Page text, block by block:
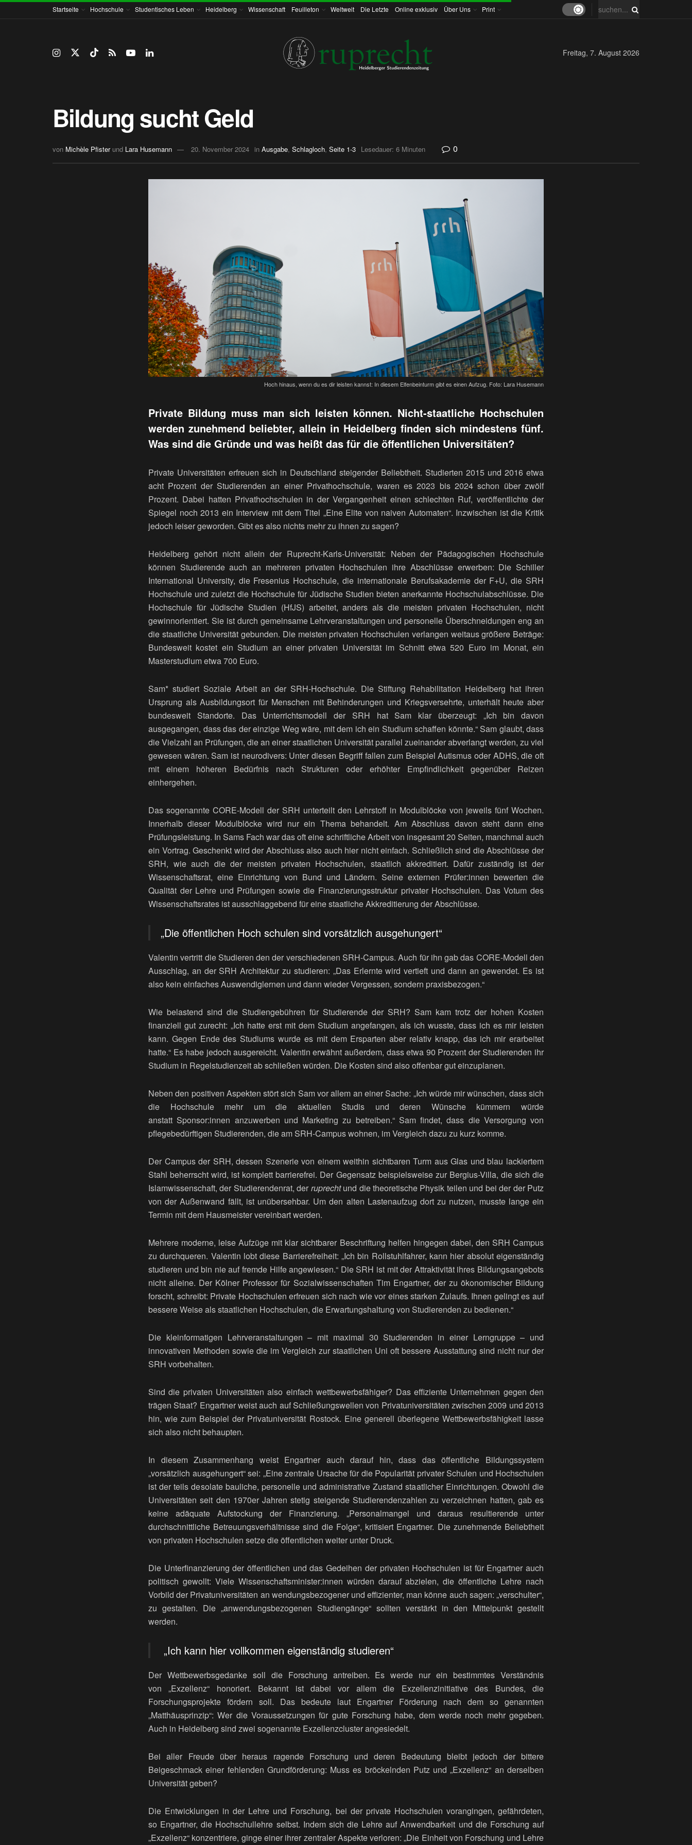
Startseite Hochschule Studentisches Leben Heidelberg Wissenschaft Feuilleton Weltweit Die Letzte Online exklusiv Über Uns Print
Freitag, 7. August 2026
Bildung sucht Geld
von Michèle Pfisterund Lara Husemann 20. November 2024 in Ausgabe, Schlagloch, Seite 1-3 Lesedauer: 6 Minuten 0
Hoch hinaus, wenn du es dir leisten kannst: In diesem Elfenbeinturm gibt es einen Aufzug. Foto: Lara Husemann
Private Bildung muss man sich leisten können. Nicht-staatliche Hochschulen
werden zunehmend beliebter, allein in Heidelberg finden sich mindestens fünf.
Was sind die Gründe und was heißt das für die öffentlichen Universitäten?
Private Universitäten erfreuen sich in Deutschland steigender Beliebtheit. Studierten 2015 und 2016 etwa
acht Prozent der Studierenden an einer Privathochschule, waren es 2023 bis 2024 schon über zwölf
Prozent. Dabei hatten Privathochschulen in der Vergangenheit einen schlechten Ruf, veröffentlichte der
Spiegel noch 2013 ein Interview mit dem Titel „Eine Elite von naiven Automaten“. Inzwischen ist die Kritik
jedoch leiser geworden. Gibt es also nichts mehr zu ihnen zu sagen?
Heidelberg gehört nicht allein der Ruprecht-Karls-Universität: Neben der Pädagogischen Hochschule
können Studierende auch an mehreren privaten Hochschulen ihre Abschlüsse erwerben: Die Schiller
International University, die Fresenius Hochschule, die internationale Berufsakademie der F+U, die SRH
Hochschule und zuletzt die Hochschule für Jüdische Studien bieten anerkannte Hochschulabschlüsse. Die
Hochschule für Jüdische Studien (HfJS) arbeitet, anders als die meisten privaten Hochschulen, nicht
gewinnorientiert. Sie ist durch gemeinsame Lehrveranstaltungen und personelle Überschneidungen eng an
die staatliche Universität gebunden. Die meisten privaten Hochschulen verlangen weitaus größere Beträge:
Bundesweit kostet ein Studium an einer privaten Universität im Schnitt etwa 520 Euro im Monat, ein
Masterstudium etwa 700 Euro.
Sam* studiert Soziale Arbeit an der SRH-Hochschule. Die Stiftung Rehabilitation Heidelberg hat ihren
Ursprung als Ausbildungsort für Menschen mit Behinderungen und Kriegsversehrte, unterhält heute aber
bundesweit Standorte. Das Unterrichtsmodell der SRH hat Sam klar überzeugt: „Ich bin davon
ausgegangen, dass das der einzige Weg wäre, mit dem ich ein Studium schaffen könnte.“ Sam glaubt, dass
die Vielzahl an Prüfungen, die an einer staatlichen Universität parallel zueinander abverlangt werden, zu viel
gewesen wären. Sam ist neurodivers: Unter diesen Begriff fallen zum Beispiel Autismus oder ADHS, die oft
mit einem höheren Bedürfnis nach Strukturen oder erhöhter Empfindlichkeit gegenüber Reizen
einhergehen.
Das sogenannte CORE-Modell der SRH unterteilt den Lehrstoff in Modulblöcke von jeweils fünf Wochen.
Innerhalb dieser Modulblöcke wird nur ein Thema behandelt. Am Abschluss davon steht dann eine
Prüfungsleistung. In Sams Fach war das oft eine schriftliche Arbeit von insgesamt 20 Seiten, manchmal auch
ein Vortrag. Geschenkt wird der Abschluss also auch hier nicht einfach. Schließlich sind die Abschlüsse der
SRH, wie auch die der meisten privaten Hochschulen, staatlich akkreditiert. Dafür zuständig ist der
Wissenschaftsrat, eine Einrichtung von Bund und Ländern. Seine externen Prüfer:innen bewerten die
Qualität der Lehre und Prüfungen sowie die Finanzierungsstruktur privater Hochschulen. Das Votum des
Wissenschaftsrates ist ausschlaggebend für eine staatliche Akkreditierung der Abschlüsse.
„Die öffentlichen Hoch schulen sind vorsätzlich ausgehungert“
Valentin vertritt die Studieren den der verschiedenen SRH-Campus. Auch für ihn gab das CORE-Modell den
Ausschlag, an der SRH Architektur zu studieren: „Das Erlernte wird vertieft und dann an gewendet. Es ist
also kein einfaches Auswendiglernen und dann wieder Vergessen, sondern praxisbezogen.“
Wie belastend sind die Studiengebühren für Studierende der SRH? Sam kam trotz der hohen Kosten
finanziell gut zurecht: „Ich hatte erst mit dem Studium angefangen, als ich wusste, dass ich es mir leisten
kann. Gegen Ende des Studiums wurde es mit dem Ersparten aber relativ knapp, das ich mir erarbeitet
hatte.“ Es habe jedoch ausgereicht. Valentin erwähnt außerdem, dass etwa 90 Prozent der Studierenden ihr
Studium in Regelstudienzeit ab schließen würden. Die Kosten sind also offenbar gut einzuplanen.
Neben den positiven Aspekten stört sich Sam vor allem an einer Sache: „Ich würde mir wünschen, dass sich
die Hochschule mehr um die aktuellen Studis und deren Wünsche kümmern würde
anstatt Sponsor:innen anzuwerben und Marketing zu betreiben.“ Sam findet, dass die Versorgung von
pflegebedürftigen Studierenden, die am SRH-Campus wohnen, im Vergleich dazu zu kurz komme.
Der Campus der SRH, dessen Szenerie von einem weithin sichtbaren Turm aus Glas und blau lackiertem
Stahl beherrscht wird, ist komplett barrierefrei. Der Gegensatz beispielsweise zur Bergius-Villa, die sich die
Islamwissenschaft, der Studierendenrat, der ruprechtund die theoretische Physik teilen und bei der der Putz
von der Außenwand fällt, ist unübersehbar. Um den alten Lastenaufzug dort zu nutzen, musste lange ein
Termin mit dem Hausmeister vereinbart werden.
Mehrere moderne, leise Aufzüge mit klar sichtbarer Beschriftung helfen hingegen dabei, den SRH Campus
zu durchqueren. Valentin lobt diese Barrierefreiheit: „Ich bin Rollstuhlfahrer, kann hier absolut eigenständig
studieren und bin nie auf fremde Hilfe angewiesen.“ Die SRH ist mit der Attraktivität ihres Bildungsangebots
nicht alleine. Der Kölner Professor für Sozialwissenschaften Tim Engartner, der zu ökonomischer Bildung
forscht, schreibt: Private Hochschulen erfreuen sich nach wie vor eines starken Zulaufs. Ihnen gelingt es auf
bessere Weise als staatlichen Hochschulen, die Erwartungshaltung von Studierenden zu bedienen.“
Die kleinformatigen Lehrveranstaltungen – mit maximal 30 Studierenden in einer Lerngruppe – und
innovativen Methoden sowie die im Vergleich zur staatlichen Uni oft bessere Ausstattung sind nicht nur der
SRH vorbehalten.
Sind die privaten Universitäten also einfach wettbewerbsfähiger? Das effiziente Unternehmen gegen den
trägen Staat? Engartner weist auch auf Schließungswellen von Privatuniversitäten zwischen 2009 und 2013
hin, wie zum Beispiel der Privatuniversität Rostock. Eine generell überlegene Wettbewerbsfähigkeit lasse
sich also nicht behaupten.
In diesem Zusammenhang weist Engartner auch darauf hin, dass das öffentliche Bildungssystem
„vorsätzlich ausgehungert“ sei: „Eine zentrale Ursache für die Popularität privater Schulen und Hochschulen
ist der teils desolate bauliche, personelle und administrative Zustand staatlicher Einrichtungen. Obwohl die
Universitäten seit den 1970er Jahren stetig steigende Studierendenzahlen zu verzeichnen hatten, gab es
keine adäquate Aufstockung der Finanzierung. „Personalmangel und daraus resultierende unter
durchschnittliche Betreuungsverhältnisse sind die Folge“, kritisiert Engartner. Die zunehmende Beliebtheit
von privaten Hochschulen setze die öffentlichen weiter unter Druck.
Die Unterfinanzierung der öffentlichen und das Gedeihen der privaten Hochschulen ist für Engartner auch
politisch gewollt: Viele Wissenschaftsminister:innen würden darauf abzielen, die öffentliche Lehre nach
Vorbild der Privatuniversitäten an wendungsbezogener und effizienter, man könne auch sagen: „verschulter“,
zu gestalten. Die „anwendungsbezogenen Studiengänge“ sollten verstärkt in den Mittelpunkt gestellt
werden.
„Ich kann hier vollkommen eigenständig studieren“
Der Wettbewerbsgedanke soll die Forschung antreiben. Es werde nur ein bestimmtes Verständnis
von „Exzellenz“ honoriert. Bekannt ist dabei vor allem die Exzellenzinitiative des Bundes, die
Forschungsprojekte fördern soll. Das bedeute laut Engartner Förderung nach dem so genannten
„Matthäusprinzip“: Wer die Voraussetzungen für gute Forschung habe, dem werde noch mehr gegeben.
Auch in Heidelberg sind zwei sogenannte Exzellenzcluster angesiedelt.
Bei aller Freude über heraus ragende Forschung und deren Bedeutung bleibt jedoch der bittere
Beigeschmack einer fehlenden Grundförderung: Muss es bröckelnden Putz und „Exzellenz“ an derselben
Universität geben?
Die Entwicklungen in der Lehre und Forschung, bei der private Hochschulen vorangingen, gefährdeten,
so Engartner, die Hochschullehre selbst. Indem sich die Lehre auf Anwendbarkeit und die Forschung auf
„Exzellenz“ konzentriere, ginge einer ihrer zentraler Aspekte verloren: „Die Einheit von Forschung und Lehre